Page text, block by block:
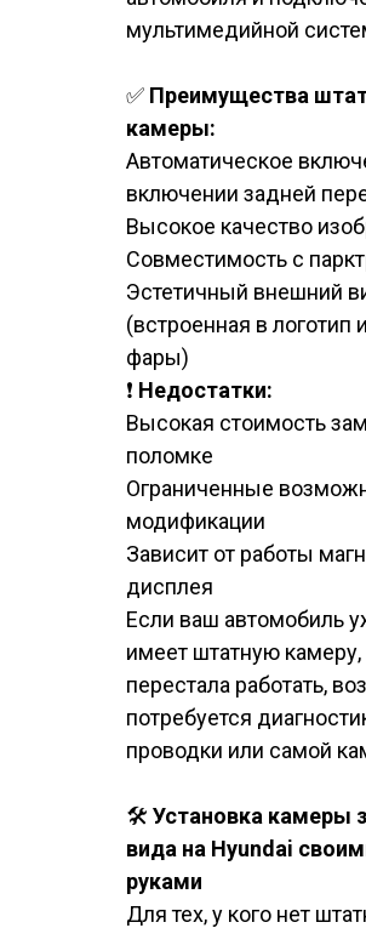
мультимедийной
✅ Преимущества
камеры:
Автоматическое
включении задней
Высокое качество
Совместимость с
Эстетичный внешний
(встроенная в логотип
фары)
❗ Недостатки:
Высокая стоимость
поломке
Ограниченные
модификации
Зависит от работы
дисплея
Если ваш автомобиль
имеет штатную камеру,
перестала работать,
потребуется
проводки или самой
🛠️ Установка камеры
вида на Hyundai
руками
Для тех, у кого нет